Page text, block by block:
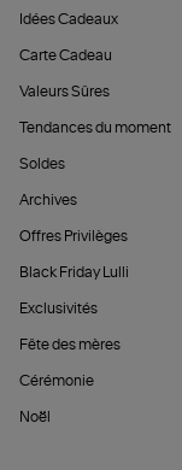
Idées Cadeaux
Carte Cadeau
Valeurs Sûres
Tendances du moment
Soldes
Archives
Offres Privilèges
Black Friday Lulli
Exclusivités
Fête des mères
Cérémonie
Noël